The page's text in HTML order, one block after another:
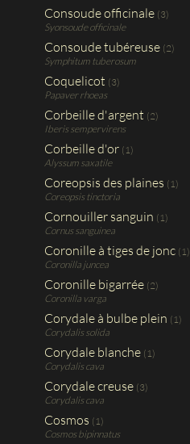
Consoude officinale (3)
Syonsoude officinale
Consoude tubéreuse (2)
Symphitum tuberosum
Coquelicot (3)
Papaver rhoeas
Corbeille d'argent (2)
Iberis sempervirens
Corbeille d'or (1)
Alyssum saxatile
Coreopsis des plaines (1)
Coreopsis tinctoria
Cornouiller sanguin (1)
Cornus sanguinea
Coronille à tiges de jonc (1)
Coronilla juncea
Coronille bigarrée (2)
Coronilla varga
Corydale à bulbe plein (1)
Corydalis solida
Corydale blanche (1)
Corydalis cava
Corydale creuse (3)
Corydalis cava
Cosmos (1)
Cosmos bipinnatus